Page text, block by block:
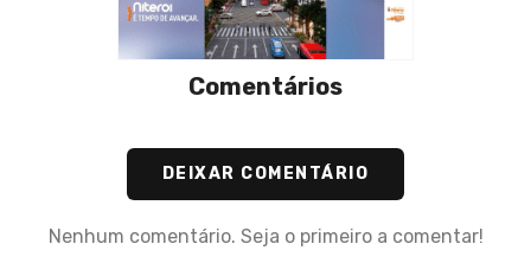
Comentários
DEIXAR COMENTÁRIO
Nenhum comentário. Seja o primeiro a comentar!